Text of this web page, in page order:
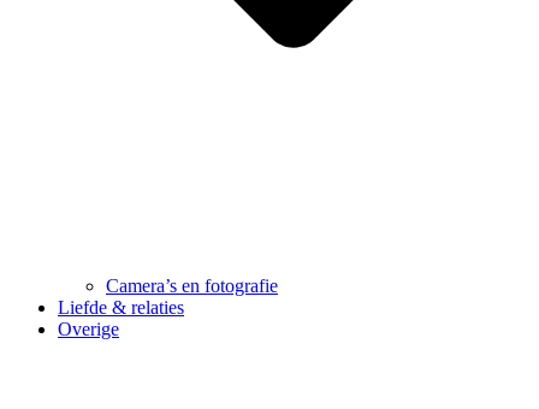
Camera’s en fotografie
Liefde & relaties
Overige